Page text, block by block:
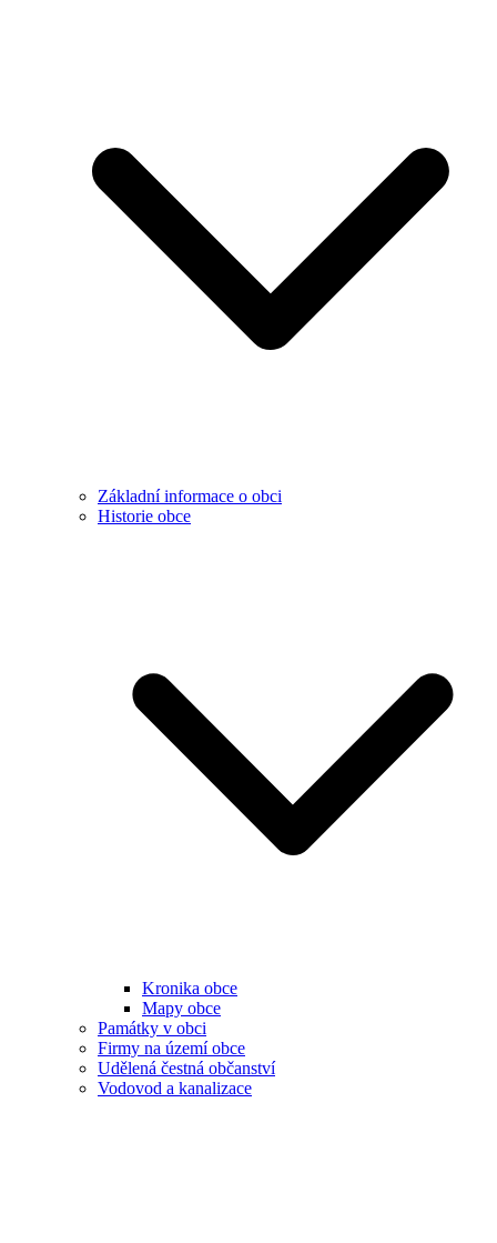
Základní informace o obci
Historie obce
Kronika obce
Mapy obce
Památky v obci
Firmy na území obce
Udělená čestná občanství
Vodovod a kanalizace